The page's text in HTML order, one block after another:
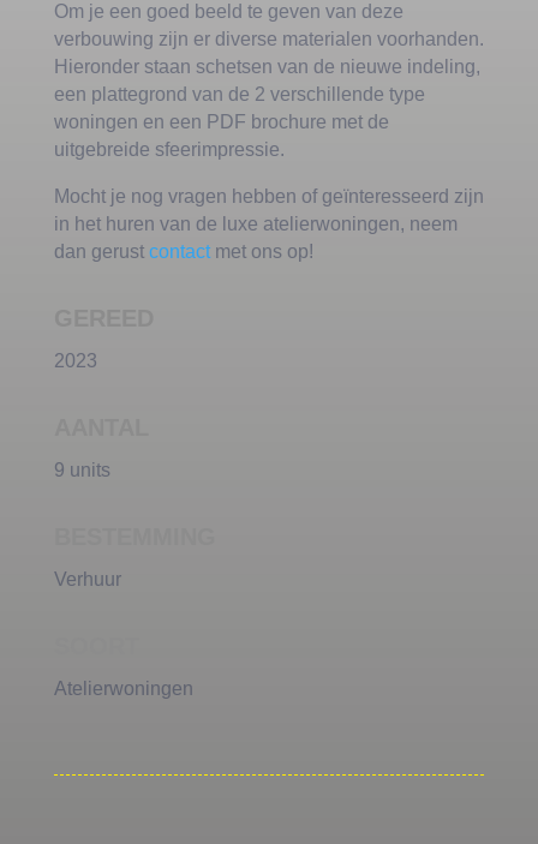
Om je een goed beeld te geven van deze
verbouwing zijn er diverse materialen voorhanden.
Hieronder staan schetsen van de nieuwe indeling,
een plattegrond van de 2 verschillende type
woningen en een PDF brochure met de
uitgebreide sfeerimpressie.
Mocht je nog vragen hebben of geïnteresseerd zijn
in het huren van de luxe atelierwoningen, neem
dan gerust contactmet ons op!
2023
9 units
Verhuur
Atelierwoningen